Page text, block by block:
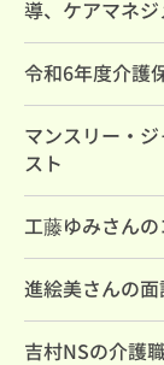
導、ケアマネジ
すべて
令和6年度介護
すべて
マンスリー・
スト
すべて
工藤ゆみさん
すべて
進絵美さんの
すべて
吉村NSの介護